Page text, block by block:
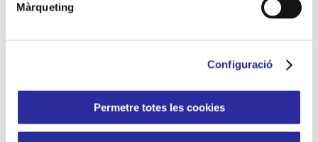
Màrqueting
Configuració
Permetre totes les cookies
Sant Jordi solucions eficients